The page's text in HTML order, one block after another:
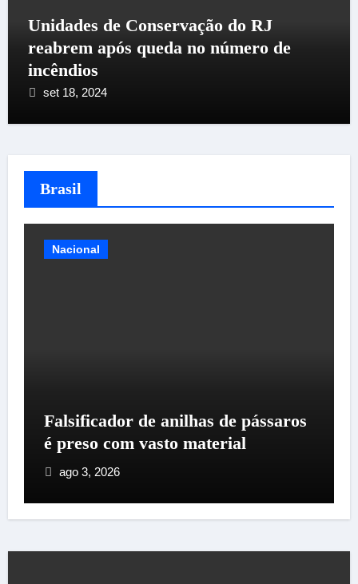
Unidades de Conservação do RJ
reabrem após queda no número de
incêndios
set 18, 2024
Brasil
Torneios
Campeonato estadual FIC tem
expectativa para 300 pássaros
jul 28, 2026